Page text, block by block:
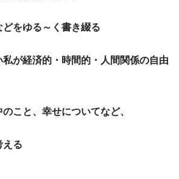
をゆる～く書き綴る
が経済的・時間的・人間関係の自由
こと、幸せについてなど、
える